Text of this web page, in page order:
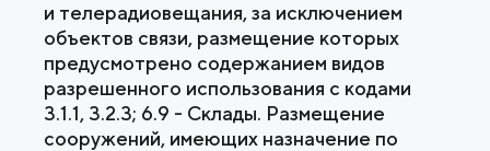
и телерадиовещания, за исключением
объектов связи, размещение которых
предусмотрено содержанием видов
разрешенного использования с кодами
3.1.1, 3.2.3; 6.9 - Склады. Размещение
сооружений, имеющих назначение по